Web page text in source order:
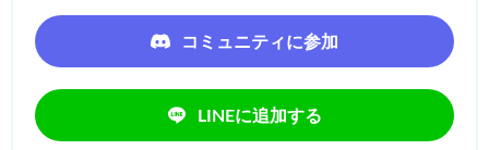
コミュニティに参加
LINEに追加する